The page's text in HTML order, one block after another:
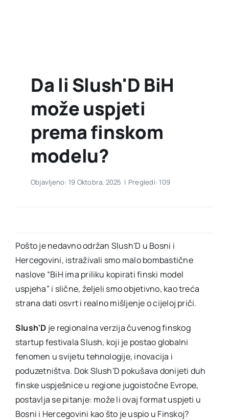
Da li Slush'D BiH
može uspjeti
prema finskom
modelu?
Objavljeno: 19 Oktobra, 2025 | Pregledi: 109
Pošto je nedavno održan Slush'D u Bosni i
Hercegovini, istraživali smo malo bombastične
naslove “BiH ima priliku kopirati finski model
uspjeha” i slične, željeli smo objetivno, kao treća
strana dati osvrt i realno mišljenje o cijeloj priči.
Slush'D je regionalna verzija čuvenog finskog
startup festivala Slush, koji je postao globalni
fenomen u svijetu tehnologije, inovacija i
poduzetništva. Dok Slush'D pokušava donijeti duh
finske uspješnice u regione jugoistočne Evrope,
postavlja se pitanje: može li ovaj format uspjeti u
Bosni i Hercegovini kao što je uspio u Finskoj?